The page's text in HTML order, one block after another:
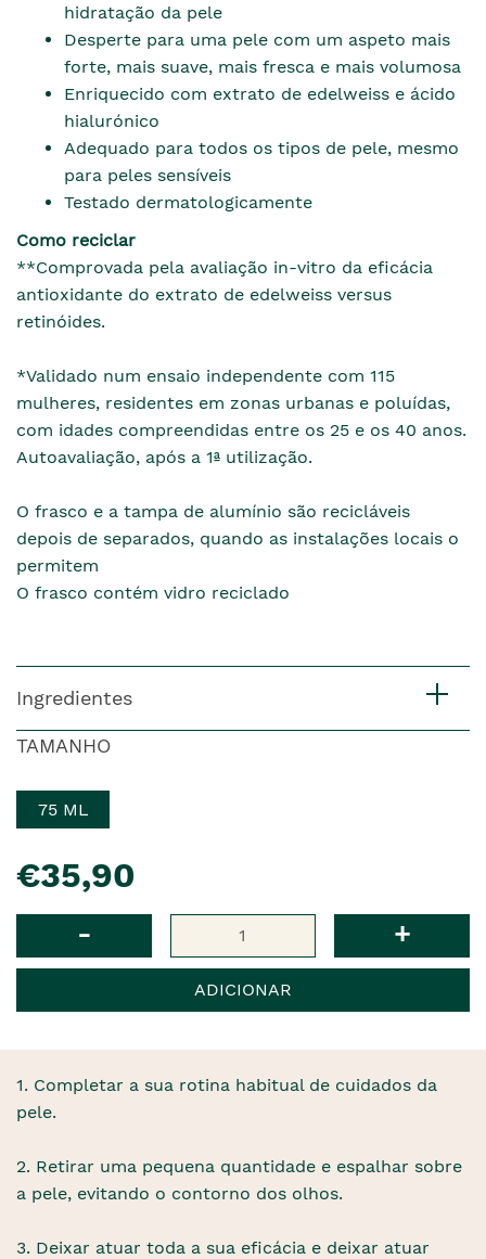
hidratação da pele
Desperte para uma pele com um aspeto mais
forte, mais suave, mais fresca e mais volumosa
Enriquecido com extrato de edelweiss e ácido
hialurónico
Adequado para todos os tipos de pele, mesmo
para peles sensíveis
Testado dermatologicamente
Como reciclar
**Comprovada pela avaliação in-vitro da eficácia
antioxidante do extrato de edelweiss versus
retinóides.
*Validado num ensaio independente com 115
mulheres, residentes em zonas urbanas e poluídas,
com idades compreendidas entre os 25 e os 40 anos.
Autoavaliação, após a 1ª utilização.
O frasco e a tampa de alumínio são recicláveis
depois de separados, quando as instalações locais o
permitem
O frasco contém vidro reciclado
Ingredientes
TAMANHO
75 ML
€35,90
- +
ADICIONAR
1. Completar a sua rotina habitual de cuidados da
pele.
2. Retirar uma pequena quantidade e espalhar sobre
a pele, evitando o contorno dos olhos.
3. Deixar atuar toda a sua eficácia e deixar atuar